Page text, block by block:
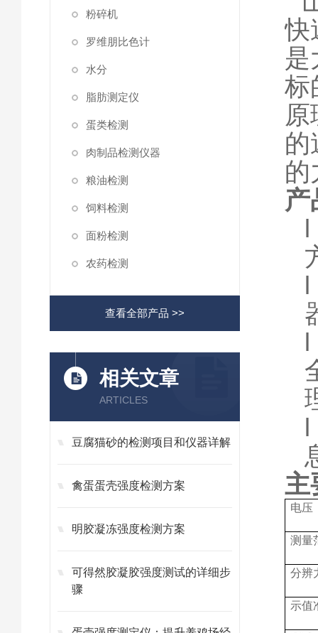
粉碎机
罗维朋比色计
水分
脂肪测定仪
蛋类检测
肉制品检测仪器
粮油检测
饲料检测
面粉检测
农药检测
查看全部产品 >>
相关文章
ARTICLES
豆腐猫砂的检测项目和仪器详解
禽蛋蛋壳强度检测方案
明胶凝冻强度检测方案
可得然胶凝胶强度测试的详细步
骤
快
是
标
的
的
产
l
l
l
主
电压
测量
分辨
示值